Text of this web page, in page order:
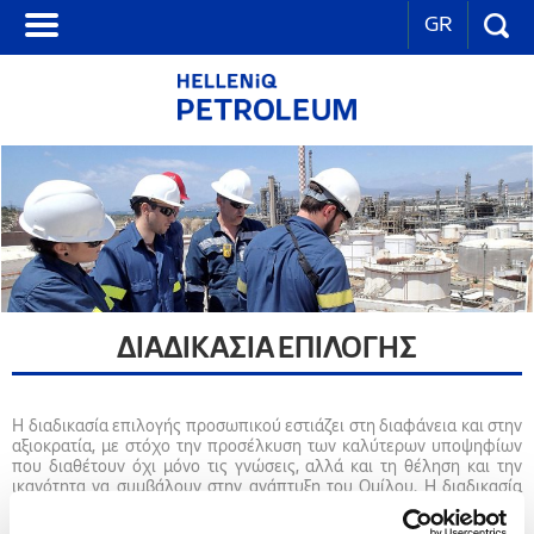
GR
ΔΙΑΔΙΚΑΣΙΑ ΕΠΙΛΟΓΗΣ
Η διαδικασία επιλογής προσωπικού εστιάζει στη διαφάνεια και στην
αξιοκρατία, με στόχο την προσέλκυση των καλύτερων υποψηφίων
που διαθέτουν όχι μόνο τις γνώσεις, αλλά και τη θέληση και την
ικανότητα να συμβάλουν στην ανάπτυξη του Ομίλου. Η διαδικασία